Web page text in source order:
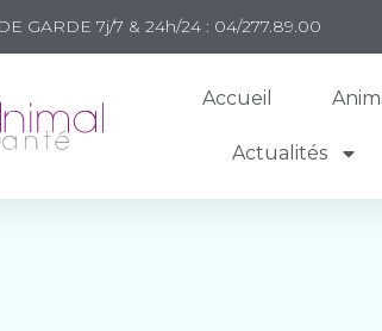
GARDE 7j/7 & 24h/24 : 04/277.89.00
Accueil
Actualités